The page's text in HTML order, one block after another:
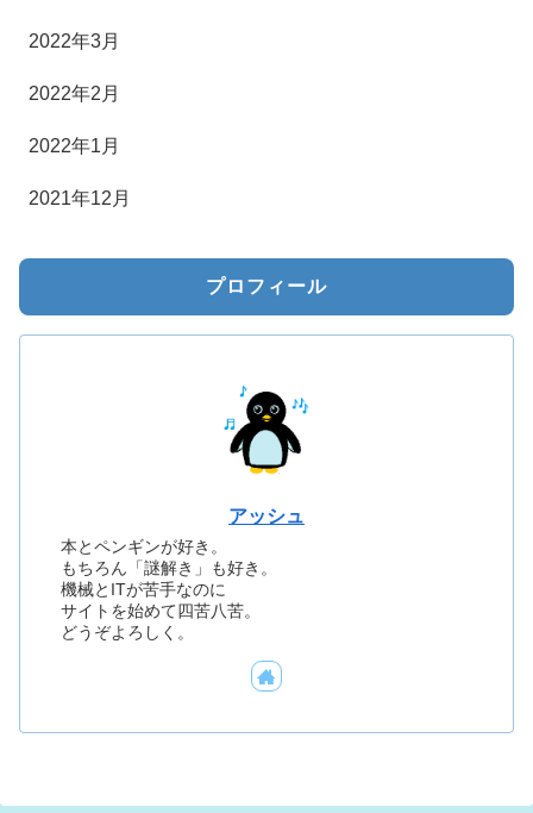
2022年3月
2022年2月
2022年1月
2021年12月
プロフィール
アッシュ
本とペンギンが好き。
もちろん「謎解き」も好き。
機械とITが苦手なのに
サイトを始めて四苦八苦。
どうぞよろしく。